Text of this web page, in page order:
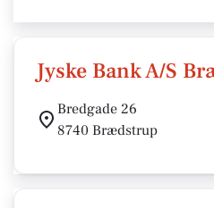
Jyske Bank A/S
Bredgade 26
8740 Brædstrup